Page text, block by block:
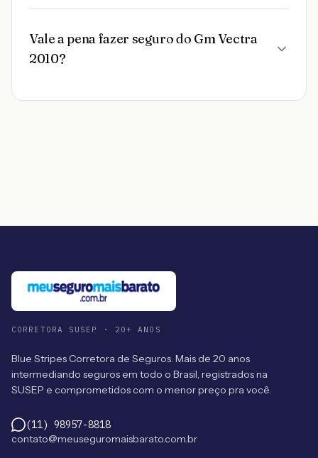
Vale a pena fazer seguro do Gm Vectra
2010?
CORRETORA SUSEP · 20+ ANOS
Blue Stripes Corretora de Seguros. Mais de 20 anos
intermediando seguros em todo o Brasil, registrados na
SUSEP e comprometidos com o menor preço pra você.
(11) 98957-8818
contato@meuseguromaisbarato.com.br